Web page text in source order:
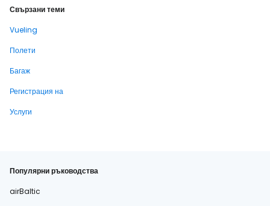
Свързани теми
Vueling
Полети
Багаж
Регистрация на
Услуги
Популярни ръководства
airBaltic